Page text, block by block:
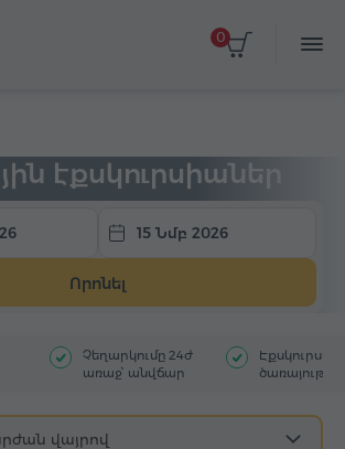
0
էքսկուրսիաներ
15 Նմբ 2026
Որոնել
Չեղարկումը 24ժ
առաջ՝ անվճար
վայրով